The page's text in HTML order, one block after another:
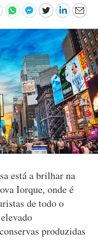
está a brilhar na
Iorque, onde é
de todo o
produzidas